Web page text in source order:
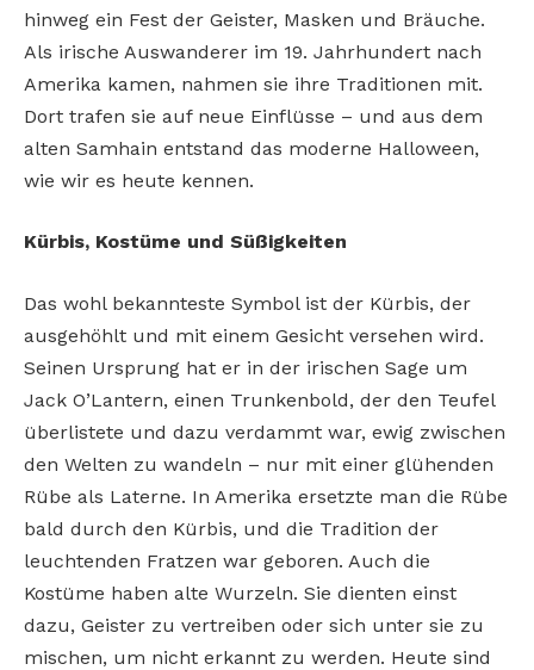
hinweg ein Fest der Geister, Masken und Bräuche.
Als irische Auswanderer im 19. Jahrhundert nach
Amerika kamen, nahmen sie ihre Traditionen mit.
Dort trafen sie auf neue Einflüsse – und aus dem
alten Samhain entstand das moderne Halloween,
wie wir es heute kennen.
Kürbis, Kostüme und Süßigkeiten
Das wohl bekannteste Symbol ist der Kürbis, der
ausgehöhlt und mit einem Gesicht versehen wird.
Seinen Ursprung hat er in der irischen Sage um
Jack O’Lantern, einen Trunkenbold, der den Teufel
überlistete und dazu verdammt war, ewig zwischen
den Welten zu wandeln – nur mit einer glühenden
Rübe als Laterne. In Amerika ersetzte man die Rübe
bald durch den Kürbis, und die Tradition der
leuchtenden Fratzen war geboren. Auch die
Kostüme haben alte Wurzeln. Sie dienten einst
dazu, Geister zu vertreiben oder sich unter sie zu
mischen, um nicht erkannt zu werden. Heute sind